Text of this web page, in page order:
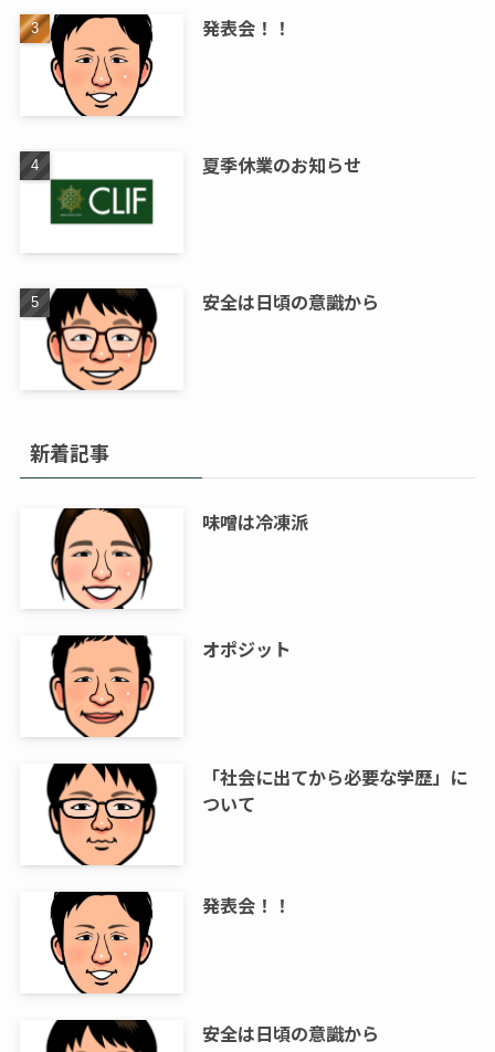
発表会！！
夏季休業のお知らせ
安全は日頃の意識から
新着記事
味噌は冷凍派
オポジット
「社会に出てから必要な学歴」に
ついて
発表会！！
安全は日頃の意識から